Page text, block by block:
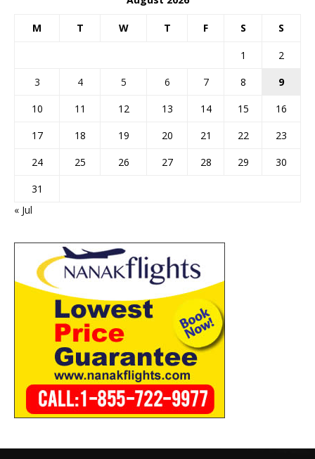
M T W T F S S
1
2
3
4 5 6 7 8
9
10
11 12 13 14 15
16
17
18 19 20 21 22
23
24
25 26 27 28 29
30
31
« Jul